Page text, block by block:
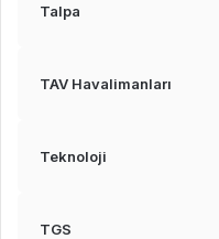
Talpa
TAV Havalimanları
Teknoloji
TGS